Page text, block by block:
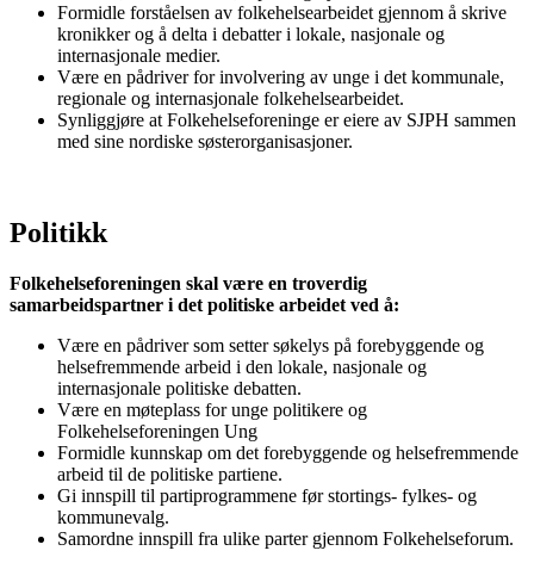
Formidle forståelsen av folkehelsearbeidet gjennom å skrive
kronikker og å delta i debatter i lokale, nasjonale og
internasjonale medier.
Være en pådriver for involvering av unge i det kommunale,
regionale og internasjonale folkehelsearbeidet.
Synliggjøre at Folkehelseforeninge er eiere av SJPH sammen
med sine nordiske søsterorganisasjoner.
Politikk
Folkehelseforeningen skal være en troverdig
samarbeidspartner i det politiske arbeidet ved å:
Være en pådriver som setter søkelys på forebyggende og
helsefremmende arbeid i den lokale, nasjonale og
internasjonale politiske debatten.
Være en møteplass for unge politikere og
Folkehelseforeningen Ung
Formidle kunnskap om det forebyggende og helsefremmende
arbeid til de politiske partiene.
Gi innspill til partiprogrammene før stortings- fylkes- og
kommunevalg.
Samordne innspill fra ulike parter gjennom Folkehelseforum.